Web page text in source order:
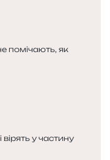
помічають, як
у частину